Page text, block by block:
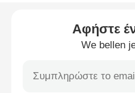
Αφήστε
We bellen